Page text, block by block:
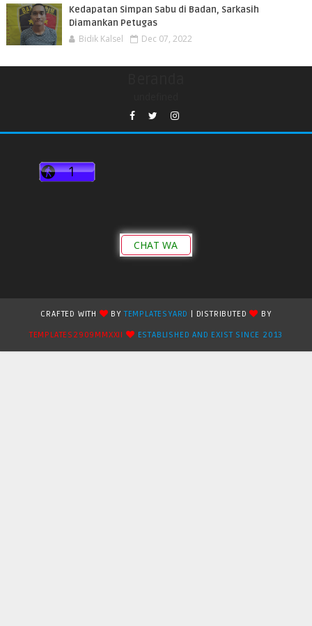
Kedapatan Simpan Sabu di Badan, Sarkasih
Diamankan Petugas
Bidik Kalsel Dec 07, 2022
CHAT WA
CRAFTED WITH BYTEMPLATESYARD | DISTRIBUTED
BY
TEMPLATES2909MMXXII
ESTABLISHED AND EXIST SINCE 2013